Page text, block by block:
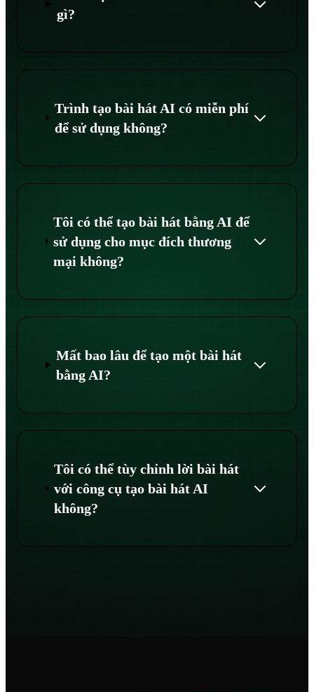
gì?
Trình tạo bài hát AI có miễn phí
để sử dụng không?
Tôi có thể tạo bài hát bằng AI để
sử dụng cho mục đích thương
mại không?
Mất bao lâu để tạo một bài hát
bằng AI?
Tôi có thể tùy chỉnh lời bài hát
với công cụ tạo bài hát AI
không?